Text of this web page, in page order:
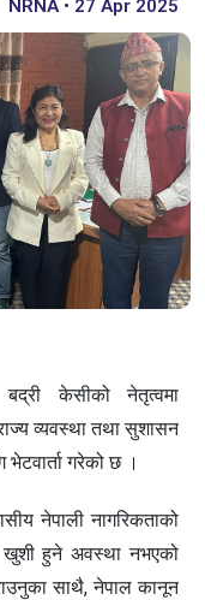
NRNA • 27 Apr 2025
केसीको नेतृत्वमा
व्यवस्था तथा सुशासन
भेटवार्ता गरेको छ ।
नेपाली नागरिकताको
खुशी हुने अवस्था नभएको
साथै, नेपाल कानून